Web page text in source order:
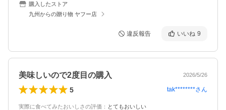
購入したストア
九州からの贈り物 ヤフー店
違反報告 いいね 9
美味しいので2度目の購入 2026/5/26
5 tak********さん
実際に食べてみたおいしさの評価 ： とてもおいしい